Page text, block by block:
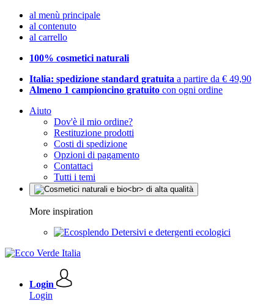
al menù principale
al contenuto
al carrello
100% cosmetici naturali
Italia: spedizione standard gratuita a partire da € 49,90
Almeno 1 campioncino gratuito con ogni ordine
Aiuto
Dov'è il mio ordine?
Restituzione prodotti
Costi di spedizione
Opzioni di pagamento
Contattaci
Tutti i temi
More inspiration
Detersivi e detergenti ecologici
Login
Login